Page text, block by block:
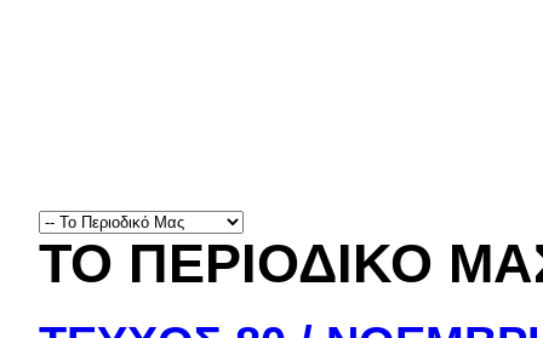
ΤΟ ΠΕΡΙΟΔΙΚΟ